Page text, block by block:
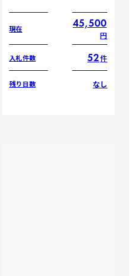
現在 45,500
円
入札件数 52件
残り日数 なし